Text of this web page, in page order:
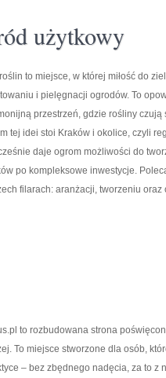
użytkowy
to miejsce, w której miłość do
i pielęgnacji ogrodów. To
przestrzeń, gdzie rośliny
tej idei stoi Kraków i okolice, czyli
daje ogrom możliwości do
po kompleksowe inwestycje.
filarach: aranżacji, tworzeniu
to rozbudowana strona
To miejsce stworzone dla osób,
– bez zbędnego nadęcia, za to z